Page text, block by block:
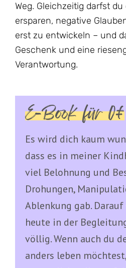
Weg. Gleichzeitig darfst
ersparen, negative
erst zu entwickeln – und
Geschenk und eine
Verantwortung.
E-Book für 0€
Es wird dich kaum
dass es in meiner
viel Belohnung und
Drohungen,
Ablenkung gab.
heute in der
völlig. Wenn auch du
anders leben